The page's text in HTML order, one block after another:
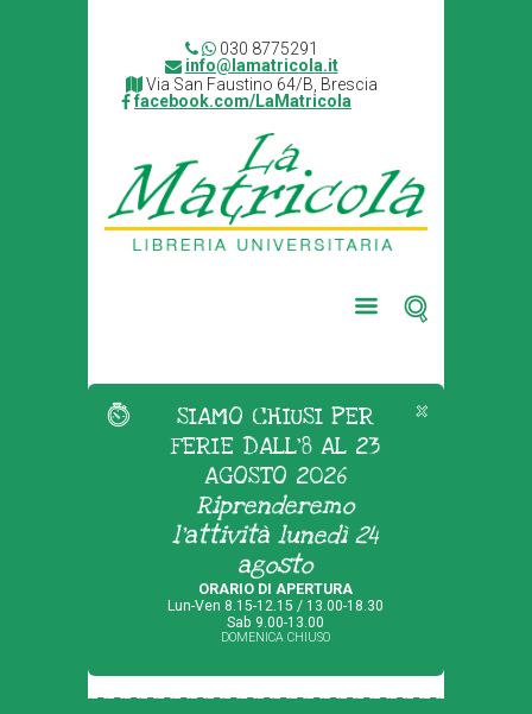
030 8775291
info@lamatricola.it
Via San Faustino 64/B, Brescia
facebook.com/LaMatricola
SIAMO CHIUSI PER
FERIE DALL'8 AL 23
AGOSTO 2026
Riprenderemo
l'attività lunedì 24
agosto
ORARIO DI APERTURA
Lun-Ven 8.15-12.15 / 13.00-18.30
Sab 9.00-13.00
DOMENICA CHIUSO